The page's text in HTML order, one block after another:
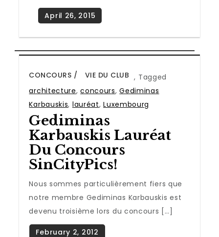
CONCOURS ,
VIE DU CLUB
Tagged
architecture,concours,Gediminas
Karbauskis, lauréat,Luxembourg
Gediminas
Karbauskis Lauréat
Du Concours
SinCityPics!
Nous sommes particulièrement fiers que
notre membre Gediminas Karbauskis est
devenu troisième lors du concours […]